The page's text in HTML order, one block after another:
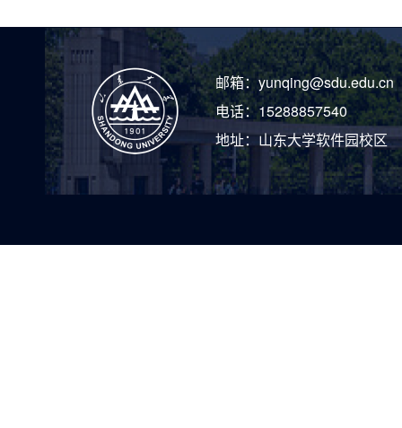
邮箱： yunqing@sdu.edu.cn
电话：15288857540
地址：山东大学软件园校区